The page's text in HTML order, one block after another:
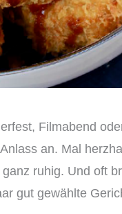
Filmabend
an. Mal
ruhig. Und oft
gut gewählte